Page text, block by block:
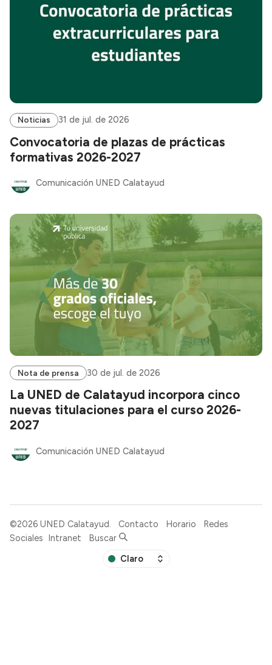
Noticias 31 de jul. de 2026
Convocatoria de plazas de prácticas
formativas 2026-2027
Comunicación UNED Calatayud
Nota de prensa 30 de jul. de 2026
La UNED de Calatayud incorpora cinco
nuevas titulaciones para el curso 2026-
2027
Comunicación UNED Calatayud
©2026 UNED Calatayud. Contacto Horario
Redes
Sociales Intranet Buscar